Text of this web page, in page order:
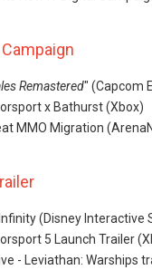
Remastered" (Capcom
x Bathurst (Xbox)
MMO Migration
(Disney Interactive
5 Launch Trailer
- Leviathan: Warships